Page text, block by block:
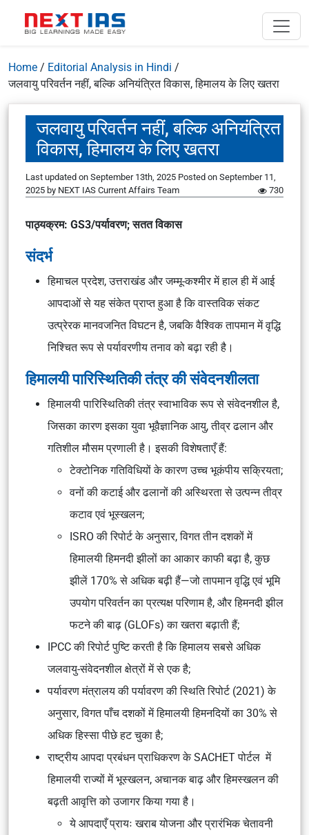
Home / Editorial Analysis in Hindi /
जलवायु परिवर्तन नहीं, बल्कि अनियंत्रित विकास, हिमालय के लिए खतरा
जलवायु परिवर्तन नहीं, बल्कि अनियंत्रित
विकास, हिमालय के लिए खतरा
Last updated on September 13th, 2025 Posted on September 11,
2025 by NEXT IAS Current Affairs Team 730
पाठ्यक्रम: GS3/पर्यावरण; सतत विकास
संदर्भ
हिमाचल प्रदेश, उत्तराखंड और जम्मू-कश्मीर में हाल ही में आई
आपदाओं से यह संकेत प्राप्त हुआ है कि वास्तविक संकट
उत्प्रेरक मानवजनित विघटन है, जबकि वैश्विक तापमान में वृद्धि
निश्चित रूप से पर्यावरणीय तनाव को बढ़ा रही है।
हिमालयी पारिस्थितिकी तंत्र की संवेदनशीलता
हिमालयी पारिस्थितिकी तंत्र स्वाभाविक रूप से संवेदनशील है,
जिसका कारण इसका युवा भूवैज्ञानिक आयु, तीव्र ढलान और
गतिशील मौसम प्रणाली है। इसकी विशेषताएँ हैं:
टेक्टोनिक गतिविधियों के कारण उच्च भूकंपीय सक्रियता;
वनों की कटाई और ढलानों की अस्थिरता से उत्पन्न तीव्र
कटाव एवं भूस्खलन;
ISRO की रिपोर्ट के अनुसार, विगत तीन दशकों में
हिमालयी हिमनदी झीलों का आकार काफी बढ़ा है, कुछ
झीलें 170% से अधिक बढ़ी हैं—जो तापमान वृद्धि एवं भूमि
उपयोग परिवर्तन का प्रत्यक्ष परिणाम है, और हिमनदी झील
फटने की बाढ़ (GLOFs) का खतरा बढ़ाती हैं;
IPCC की रिपोर्ट पुष्टि करती है कि हिमालय सबसे अधिक
जलवायु-संवेदनशील क्षेत्रों में से एक है;
पर्यावरण मंत्रालय कीपर्यावरण की स्थिति रिपोर्ट(2021) के
अनुसार, विगत पाँच दशकों में हिमालयी हिमनदियों का 30% से
अधिक हिस्सा पीछे हट चुका है;
राष्ट्रीय आपदा प्रबंधन प्राधिकरण केSACHET पोर्टल में
हिमालयी राज्यों में भूस्खलन, अचानक बाढ़ और हिमस्खलन की
बढ़ती आवृत्ति को उजागर किया गया है।
ये आपदाएँ प्रायः खराब योजना और प्रारंभिक चेतावनी